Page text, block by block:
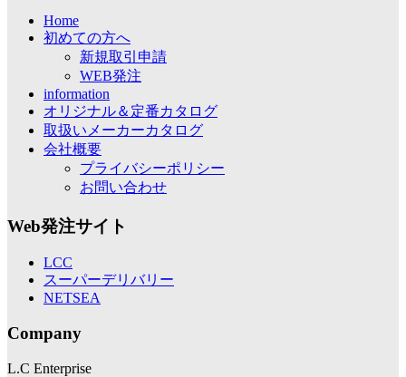
Home
初めての方へ
新規取引申請
WEB発注
information
オリジナル＆定番カタログ
取扱いメーカーカタログ
会社概要
プライバシーポリシー
お問い合わせ
Web発注サイト
LCC
スーパーデリバリー
NETSEA
Company
L.C Enterprise